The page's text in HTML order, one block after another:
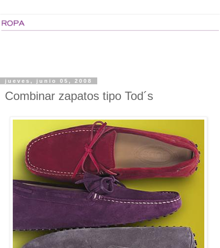
jueves, junio 05, 2008
Combinar zapatos tipo Tod´s